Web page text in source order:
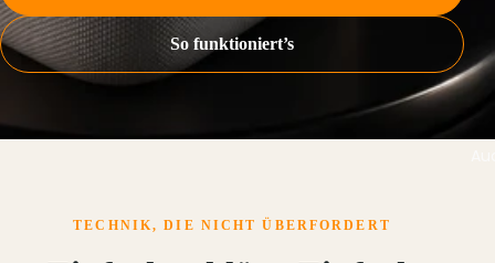
So funktioniert’s
TECHNIK, DIE NICHT ÜBERFORDERT